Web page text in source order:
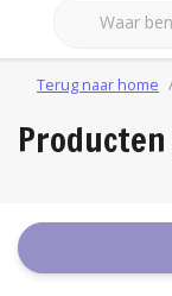
Terug naar home